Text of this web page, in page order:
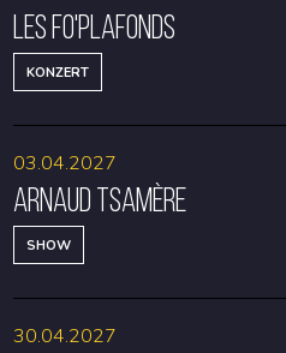
Les Fo'Plafonds
KONZERT
Arnaud Tsamère
SHOW
03.04.2027
30.04.2027